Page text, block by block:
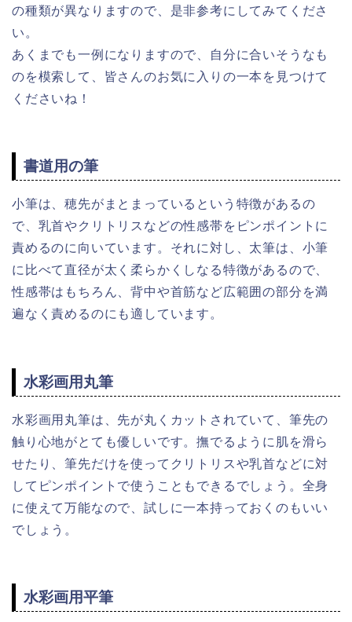
の種類が異なりますので、是非参考にしてみてくださ
い。
あくまでも一例になりますので、自分に合いそうなも
のを模索して、皆さんのお気に入りの一本を見つけて
くださいね！
書道用の筆
小筆は、穂先がまとまっているという特徴があるの
で、乳首やクリトリスなどの性感帯をピンポイントに
責めるのに向いています。それに対し、太筆は、小筆
に比べて直径が太く柔らかくしなる特徴があるので、
性感帯はもちろん、背中や首筋など広範囲の部分を満
遍なく責めるのにも適しています。
水彩画用丸筆
水彩画用丸筆は、先が丸くカットされていて、筆先の
触り心地がとても優しいです。撫でるように肌を滑ら
せたり、筆先だけを使ってクリトリスや乳首などに対
してピンポイントで使うこともできるでしょう。 全身
に使えて万能なので、試しに一本持っておくのもいい
でしょう。
水彩画用平筆